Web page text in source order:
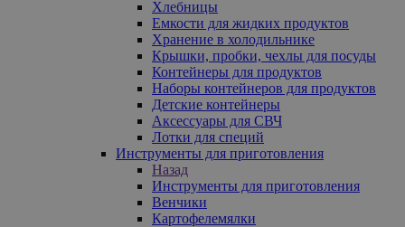
Хлебницы
Емкости для жидких продуктов
Хранение в холодильнике
Крышки, пробки, чехлы для посуды
Контейнеры для продуктов
Наборы контейнеров для продуктов
Детские контейнеры
Аксессуары для СВЧ
Лотки для специй
Инструменты для приготовления
Назад
Инструменты для приготовления
Венчики
Картофелемялки